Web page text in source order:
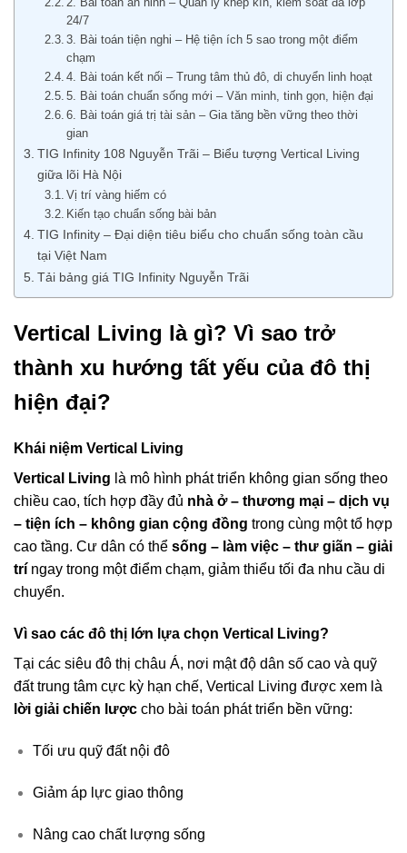
24/7
3. Bài toán tiện nghi – Hệ tiện ích 5 sao trong một điểm
chạm
4. Bài toán kết nối – Trung tâm thủ đô, di chuyển linh hoạt
5. Bài toán chuẩn sống mới – Văn minh, tinh gọn, hiện đại
6. Bài toán giá trị tài sản – Gia tăng bền vững theo thời
gian
TIG Infinity 108 Nguyễn Trãi – Biểu tượng Vertical Living
giữa lõi Hà Nội
Vị trí vàng hiếm có
Kiến tạo chuẩn sống bài bản
TIG Infinity – Đại diện tiêu biểu cho chuẩn sống toàn cầu
tại Việt Nam
Tải bảng giá TIG Infinity Nguyễn Trãi
Vertical Living là gì? Vì sao trở
thành xu hướng tất yếu của đô thị
hiện đại?
Khái niệm Vertical Living
Vertical Living là mô hình phát triển không gian sống theo
chiều cao, tích hợp đầy đủ nhà ở – thương mại – dịch vụ
– tiện ích – không gian cộng đồng trong cùng một tổ hợp
cao tầng. Cư dân có thể sống – làm việc – thư giãn – giải
trí ngay trong một điểm chạm, giảm thiểu tối đa nhu cầu di
chuyển.
Vì sao các đô thị lớn lựa chọn Vertical Living?
Tại các siêu đô thị châu Á, nơi mật độ dân số cao và quỹ
đất trung tâm cực kỳ hạn chế, Vertical Living được xem là
lời giải chiến lược cho bài toán phát triển bền vững:
Tối ưu quỹ đất nội đô
Giảm áp lực giao thông
Nâng cao chất lượng sống